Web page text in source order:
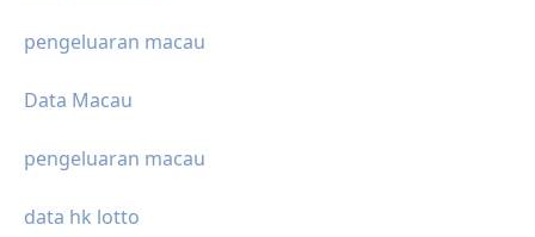
pengeluaran macau
Data Macau
pengeluaran macau
data hk lotto